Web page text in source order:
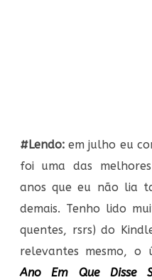
#Lendo:em julho eu
foi uma das
anos que eu não lia
demais. Tenho lido
quentes, rsrs) do
relevantes mesmo,
Ano Em Que Disse